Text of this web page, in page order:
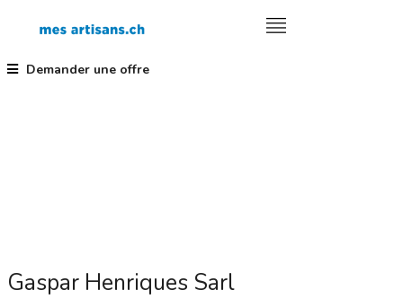
Demander une offre
Gaspar Henriques Sarl